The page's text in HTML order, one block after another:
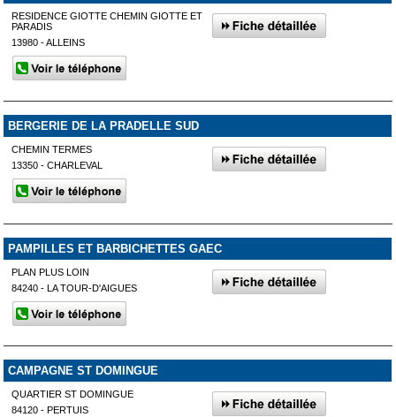
RESIDENCE GIOTTE CHEMIN GIOTTE ET
PARADIS
13980 - ALLEINS
BERGERIE DE LA PRADELLE SUD
CHEMIN TERMES
13350 - CHARLEVAL
PAMPILLES ET BARBICHETTES GAEC
PLAN PLUS LOIN
84240 - LA TOUR-D'AIGUES
CAMPAGNE ST DOMINGUE
QUARTIER ST DOMINGUE
84120 - PERTUIS